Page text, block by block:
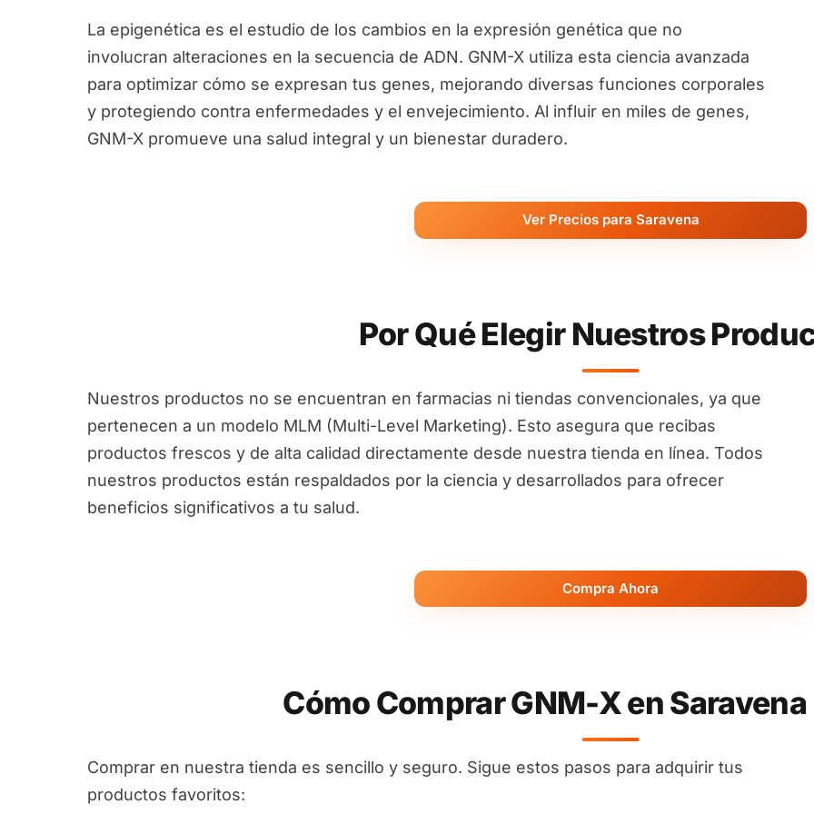
La epigenética es el estudio de los cambios en la expresión genética que no
involucran alteraciones en la secuencia de ADN. GNM-X utiliza esta ciencia avanzada
para optimizar cómo se expresan tus genes, mejorando diversas funciones corporales
y protegiendo contra enfermedades y el envejecimiento. Al influir en miles de genes,
GNM-X promueve una salud integral y un bienestar duradero.
Ver Precios para Saravena
Por Qué Elegir Nuestros
Nuestros productos no se encuentran en farmacias ni tiendas convencionales, ya que
pertenecen a un modelo MLM (Multi-Level Marketing). Esto asegura que recibas
productos frescos y de alta calidad directamente desde nuestra tienda en línea. Todos
nuestros productos están respaldados por la ciencia y desarrollados para ofrecer
beneficios significativos a tu salud.
Compra Ahora
Cómo Comprar GNM-X en
Comprar en nuestra tienda es sencillo y seguro. Sigue estos pasos para adquirir tus
productos favoritos: